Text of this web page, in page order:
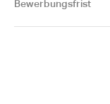
Bewerbungsfrist